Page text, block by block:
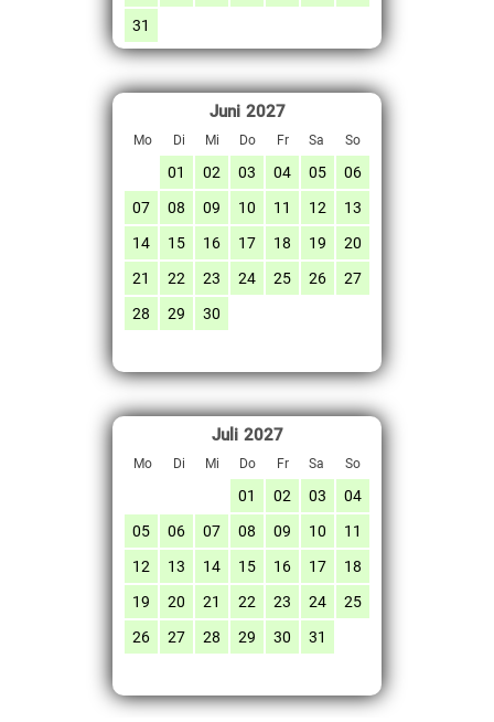
31
Juni 2027
Mo Di Mi Do Fr Sa So
01 02 03 04 05
06
07
08 09 10 11 12
13
14
15 16 17 18 19
20
21
22 23 24 25 26
27
28
29 30
Juli 2027
Mo Di Mi Do Fr Sa So
01 02 03
04
05
06 07 08 09 10
11
12
13 14 15 16 17
18
19
20 21 22 23 24
25
26
27 28 29 30 31